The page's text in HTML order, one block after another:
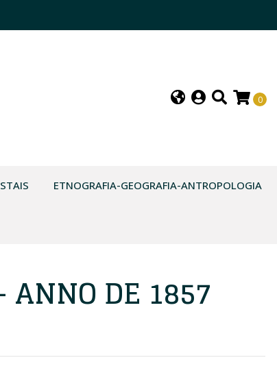
0
ETNOGRAFIA-GEOGRAFIA-ANTROPOLOGIA
DE 1857